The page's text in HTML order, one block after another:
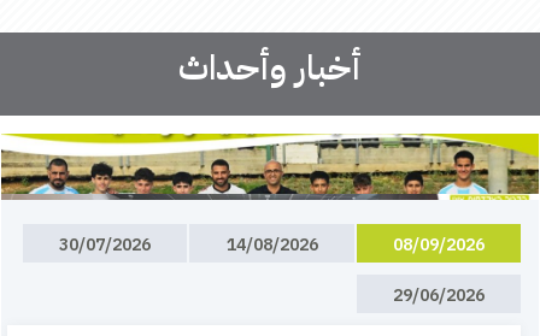
أخبار وأحداث
08/09/2026
14/08/2026
30/07/2026
29/06/2026